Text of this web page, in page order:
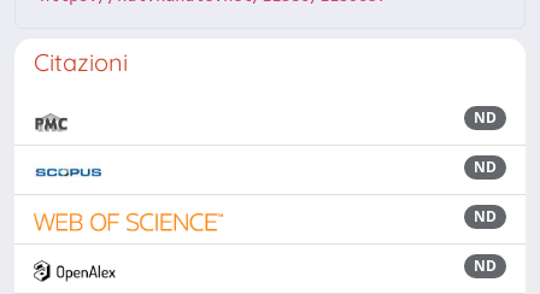
Citazioni
ND
ND
ND
ND